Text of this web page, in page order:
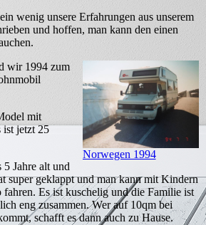
wenig unsere Erfahrungen aus unserem
und hoffen, man kann den einen
Norwegen 1994
wir 1994 zum
mit
ist jetzt 25
Jahre alt und
super geklappt und man kann mit Kindern
Es ist kuschelig und die Familie ist
eng zusammen. Wer auf 10qm bei
schafft es dann auch zu Hause.